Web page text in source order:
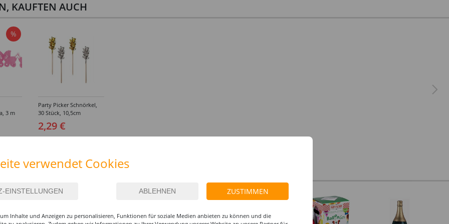
KAUFTEN AUCH
%
3 m
Party Picker Schnörkel,
30 Stück, 10,5cm
2,29 €
verwendet Cookies
ZUSTIMMEN
Inhalte und Anzeigen zu personalisieren, Funktionen für soziale Medien anbieten zu können und die